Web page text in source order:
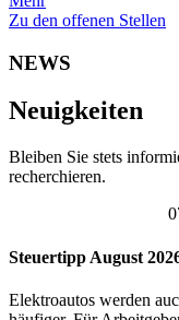
Zu den offenen Stellen
NEWS
Neuigkeiten
Bleiben Sie stets
recherchieren.
Steuertipp August
Elektroautos werden